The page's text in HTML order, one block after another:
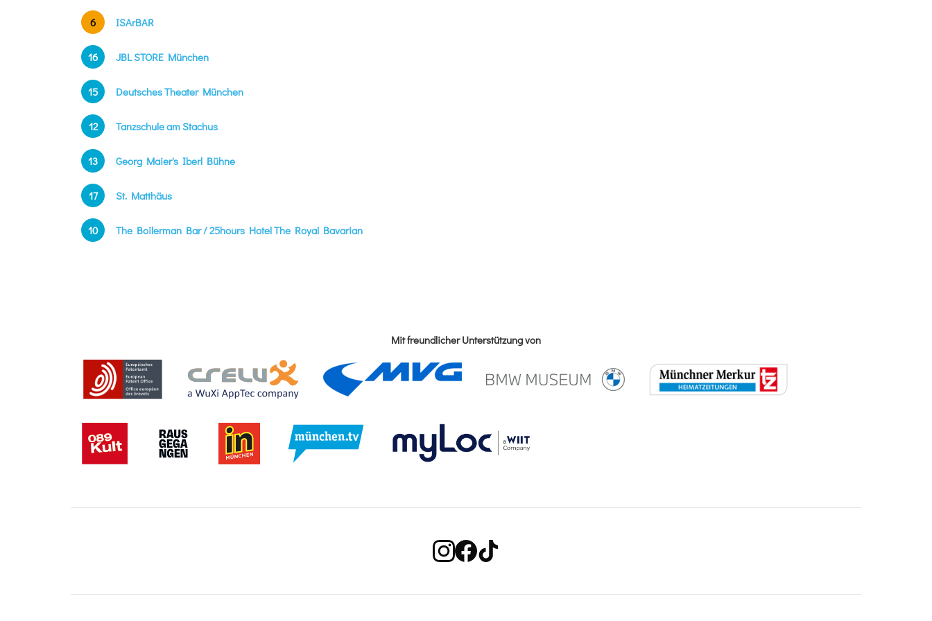
6 ISArBAR
16 JBL STORE München
15 Deutsches Theater München
12 Tanzschule am Stachus
13 Georg Maier's Iberl Bühne
17 St. Matthäus
10 The Boilerman Bar / 25hours Hotel The Royal Bavarian
Mit freundlicher Unterstützung von